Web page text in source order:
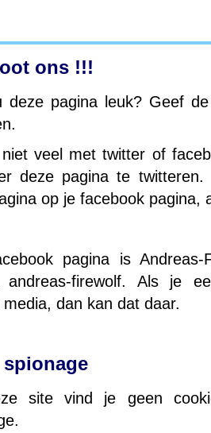
ons !!!
deze pagina leuk? Geef
veel met twitter of
deze pagina te
op je facebook pagina,
pagina is Andreas-
andreas-firewolf. Als je
media, dan kan dat daar.
spionage
site vind je geen